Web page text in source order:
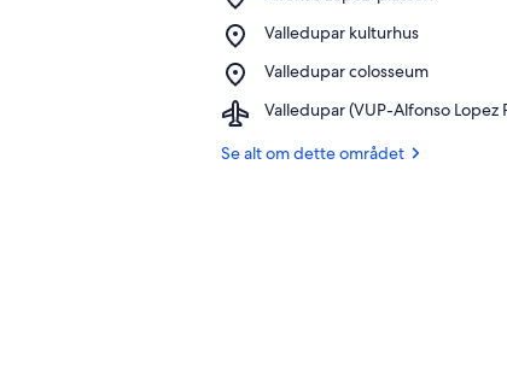
Lopez-
Valledupar kulturhus
Place,
kulturhus
Valledupar colosseum
Place,
colosseum
Valledupar (VUP-Alfonso Lopez
Airport,
(VUP-
Se alt om dette området